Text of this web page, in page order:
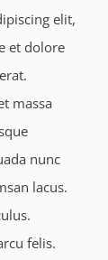
elit,
et dolore
massa
nunc
lacus.
felis.